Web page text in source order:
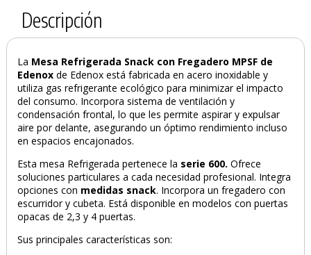
Descripción
La Mesa Refrigerada Snack con Fregadero MPSF de
Edenoxde Edenox está fabricada en acero inoxidable y
utiliza gas refrigerante ecológico para minimizar el impacto
del consumo. Incorpora sistema de ventilación y
condensación frontal, lo que les permite aspirar y expulsar
aire por delante, asegurando un óptimo rendimiento incluso
en espacios encajonados.
Esta mesa Refrigerada pertenece la serie 600.Ofrece
soluciones particulares a cada necesidad profesional. Integra
opciones con medidas snack. Incorpora un fregadero con
escurridor y cubeta. Está disponible en modelos con puertas
opacas de 2,3 y 4 puertas.
Sus principales características son: